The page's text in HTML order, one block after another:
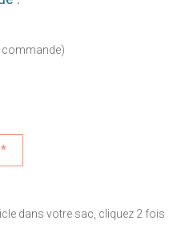
commande)
dans votre sac, cliquez 2 fois